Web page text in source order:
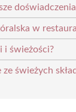
w
i świeżości?
świeżych